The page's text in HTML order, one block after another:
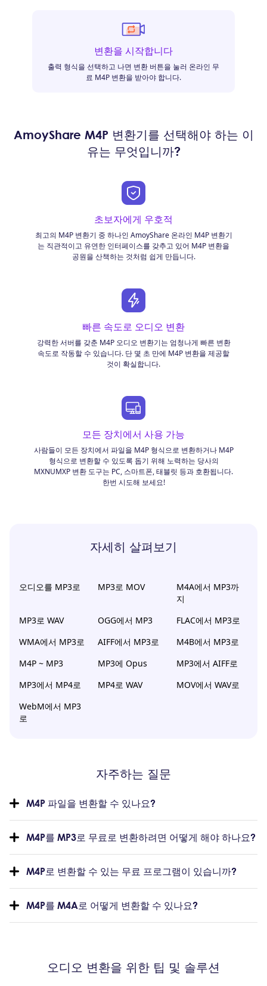
변환을 시작합니다
출력 형식을 선택하고 나면 변환 버튼을 눌러 온라인 무
료 M4P 변환을 받아야 합니다.
AmoyShare M4P 변환기를 선택해야 하는 이
유는 무엇입니까?
초보자에게 우호적
최고의 M4P 변환기 중 하나인 AmoyShare 온라인 M4P 변환기
는 직관적이고 유연한 인터페이스를 갖추고 있어 M4P 변환을
공원을 산책하는 것처럼 쉽게 만듭니다.
빠른 속도로 오디오 변환
강력한 서버를 갖춘 M4P 오디오 변환기는 엄청나게 빠른 변환
속도로 작동할 수 있습니다. 단 몇 초 만에 M4P 변환을 제공할
것이 확실합니다.
모든 장치에서 사용 가능
사람들이 모든 장치에서 파일을 M4P 형식으로 변환하거나 M4P
형식으로 변환할 수 있도록 돕기 위해 노력하는 당사의
MXNUMXP 변환 도구는 PC, 스마트폰, 태블릿 등과 호환됩니다.
한번 시도해 보세요!
자세히 살펴보기
오디오를 MP3로 MP3로 MOV
M4A에서 MP3까
지
MP3로 WAV
OGG에서 MP3
FLAC에서 MP3로
WMA에서 MP3로
AIFF에서 MP3로
M4B에서 MP3로
M4P ~ MP3
MP3에 Opus
MP3에서 AIFF로
MP3에서 MP4로
MP4로 WAV
MOV에서 WAV로
WebM에서 MP3
로
자주하는 질문
M4P 파일을 변환할 수 있나요?
M4P를 MP3로 무료로 변환하려면 어떻게 해야 하나요?
M4P로 변환할 수 있는 무료 프로그램이 있습니까?
M4P를 M4A로 어떻게 변환할 수 있나요?
오디오 변환을 위한 팁 및 솔루션